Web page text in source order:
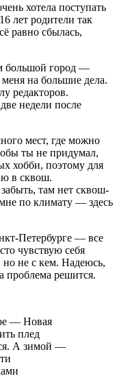
хотела поступать
лет родители так
равно сбылась,
большой город —
на большие дела.
редакторов.
недели после
мест, где можно
ты не придумал,
хобби, поэтому для
в сквош.
там нет сквош-
по климату — здесь
Петербурге — все
чувствую себя
но не с кем. Надеюсь,
проблема решится.
— Новая
плед
А зимой —